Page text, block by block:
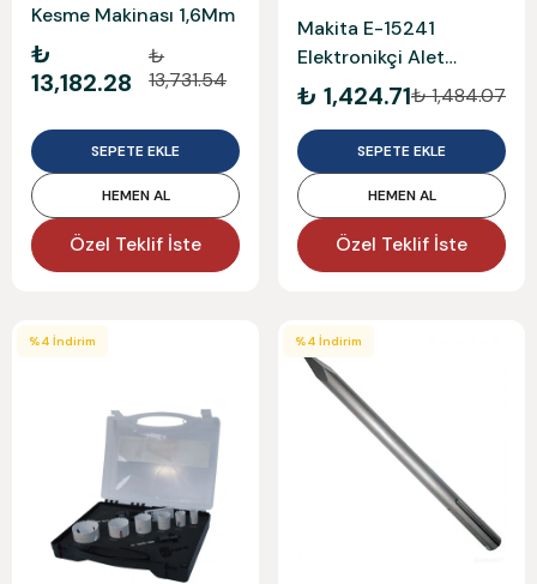
Kesme Makinası 1,6Mm
₺
13,182.28
₺
13,731.54
SEPETE EKLE
HEMEN AL
Özel Teklif İste
Makita E-15241
Elektronikçi Alet
Çantası
₺ 1,424.71₺ 1,484.07
SEPETE EKLE
HEMEN AL
Özel Teklif İste
%4 İndirim %4 İndirim